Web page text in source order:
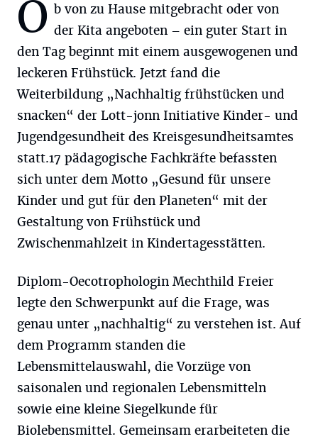
O b von zu Hause mitgebracht oder von
der Kita angeboten – ein guter Start in
den Tag beginnt mit einem ausgewogenen und
leckeren Frühstück. Jetzt fand die
Weiterbildung „Nachhaltig frühstücken und
snacken“ der Lott-jonn Initiative Kinder- und
Jugendgesundheit des Kreisgesundheitsamtes
statt.17 pädagogische Fachkräfte befassten
sich unter dem Motto „Gesund für unsere
Kinder und gut für den Planeten“ mit der
Gestaltung von Frühstück und
Zwischenmahlzeit in Kindertagesstätten.
Diplom-Oecotrophologin Mechthild Freier
legte den Schwerpunkt auf die Frage, was
genau unter „nachhaltig“ zu verstehen ist. Auf
dem Programm standen die
Lebensmittelauswahl, die Vorzüge von
saisonalen und regionalen Lebensmitteln
sowie eine kleine Siegelkunde für
Biolebensmittel. Gemeinsam erarbeiteten die